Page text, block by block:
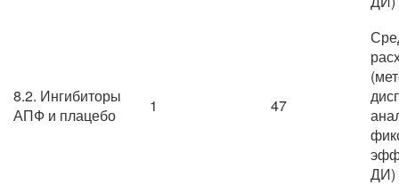
8.2. Ингибиторы
АПФ и плацебо
1 47
ДИ)